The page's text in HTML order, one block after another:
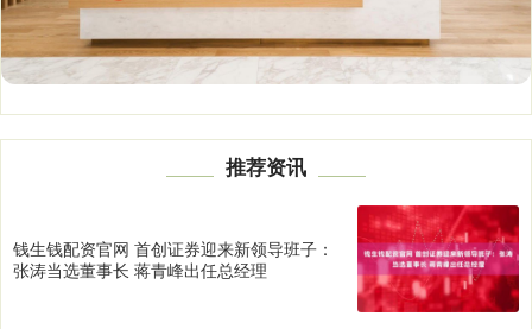
推荐资讯
钱生钱配资官网 首创证券迎来新领导班子：
张涛当选董事长 蒋青峰出任总经理